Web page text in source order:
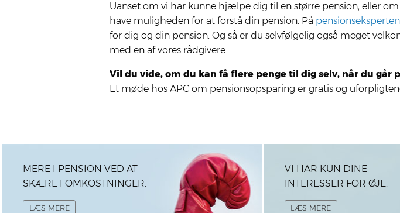
Uan­set om vi har kun­ne hjæl­pe dig til en stør­re pen­sion, eller
have mulig­he­den for at for­stå din pen­sion. På
for dig og din pen­sion. Og så er du selv­føl­ge­lig også meget
med en af vores råd­gi­ve­re.
Vil du vide, om du kan få fle­re pen­ge til dig selv, når du går
Et møde hos APC om pensionsopsparing er gratis og
MERE I PENSION VED AT
SKÆRE I OMKOSTNINGER.
LÆS MERE
VI HAR KUN DINE
INTERESSER FOR ØJE.
LÆS MERE